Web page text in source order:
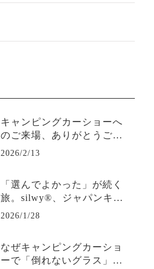
キャンピングカーショーへ
のご来場、ありがとうござ
いました
2026/2/13
「選んでよかった」が続く
旅。silwy®、ジャパンキャ
ンピングカーショー2026へ
2026/1/28
なぜキャンピングカーショ
ーで「倒れないグラス」を